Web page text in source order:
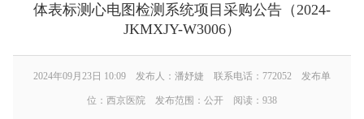
体表标测心电图检测系统项目采购公告（2024-
JKMXJY-W3006）
2024年09月23日 10:09 发布人：潘妤婕 联系电话：772052 发布单
位：西京医院 发布范围：公开 阅读： 938